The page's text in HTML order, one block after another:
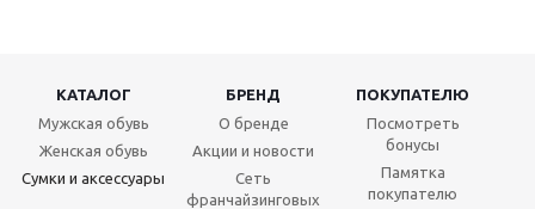
КАТАЛОГ БРЕНД
ПОКУПАТЕЛЮ
Мужская обувь
Женская обувь
Сумки и аксессуары
О бренде
Акции и новости
Сеть
франчайзинговых
Посмотреть
бонусы
Памятка
покупателю